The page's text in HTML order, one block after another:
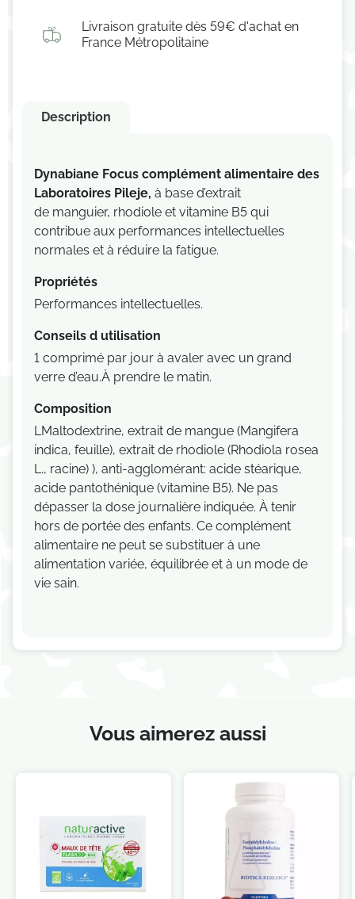
Livraison gratuite dès 59€ d'achat en
France Métropolitaine
Description
Dynabiane Focus complément alimentairedes
Laboratoires Pileje, à base d’extrait
de manguier, rhodiole et vitamine B5 qui
contribue aux performances intellectuelles
normales et à réduire la fatigue.
Propriétés
Performances intellectuelles.
Conseils d utilisation
1 comprimé par jour à avaler avec un grand
verre d’eau.À prendre le matin.
Composition
LMaltodextrine, extrait de mangue (Mangifera
indica, feuille), extrait de rhodiole (Rhodiola rosea
L., racine) ), anti-agglomérant: acide stéarique,
acide pantothénique (vitamine B5). Ne pas
dépasser la dose journalière indiquée. À tenir
hors de portée des enfants. Ce complément
alimentaire ne peut se substituer à une
alimentation variée, équilibrée et à un mode de
vie sain.
Vous aimerez aussi